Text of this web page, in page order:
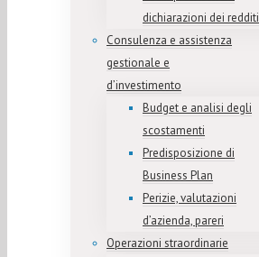
dichiarazioni dei redditi
Consulenza e assistenza
gestionale e
d’investimento
Budget e analisi degli
scostamenti
Predisposizione di
Business Plan
Perizie, valutazioni
d’azienda, pareri
Operazioni straordinarie